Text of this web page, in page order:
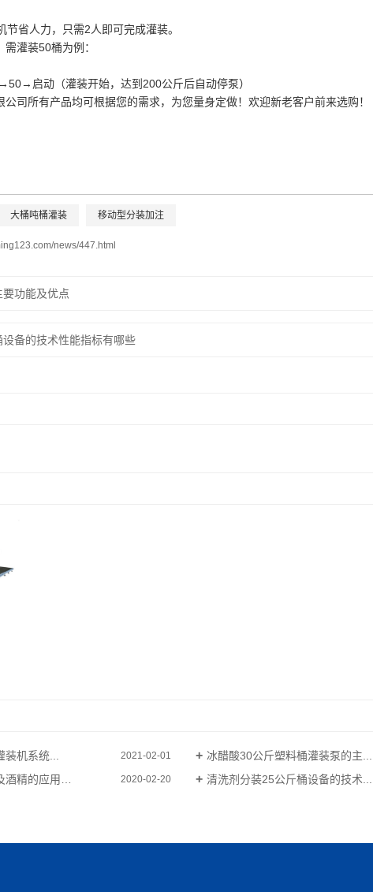
省人力，只需2人即可完成灌装。
灌装50桶为例：
启动（灌装开始，达到200公斤后自动停泵）
司所有产品均可根据您的需求，为您量身定做！欢迎新老客户前来选购！
大桶吨桶灌装 移动型分装加注
news/447.html
功能及优点
备的技术性能指标有哪些
机系统... 2021-02-01 冰醋酸30公斤塑料桶灌装泵的主...
的应用领域 2020-02-20 清洗剂分装25公斤桶设备的技术...